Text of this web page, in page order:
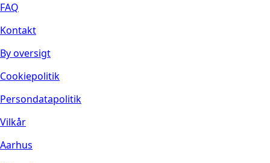
FAQ
Kontakt
By oversigt
Cookiepolitik
Persondatapolitik
Vilkår
Aarhus